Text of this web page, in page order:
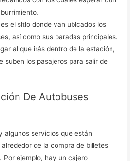
el sitio donde van ubicados los
así como sus paradas principales.
al que irás dentro de la estación,
suben los pasajeros para salir de
De Autobuses
algunos servicios que están
de la compra de billetes
Por ejemplo, hay un cajero